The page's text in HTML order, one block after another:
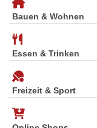
Bauen & Wohnen
Essen & Trinken
Freizeit & Sport